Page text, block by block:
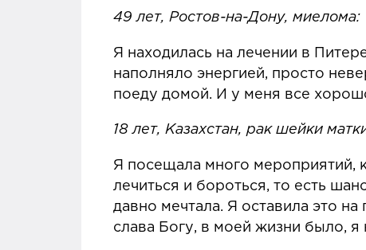
49 лет, Ростов-на-Дону, миелома:
Я находилась на лечении в
наполняло энергией, просто
поеду домой. И у меня все
18 лет, Казахстан, рак шейки
Я посещала много мероприятий,
лечиться и бороться, то есть
давно мечтала. Я оставила это
слава Богу, в моей жизни было, я